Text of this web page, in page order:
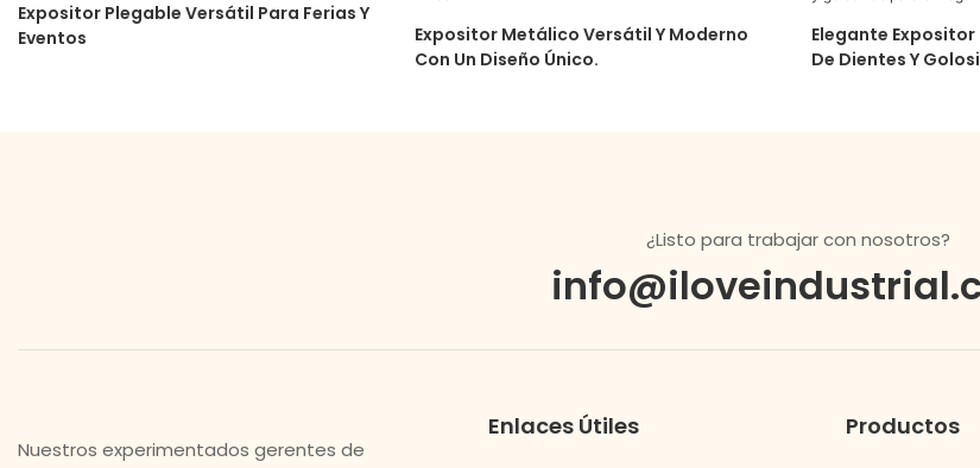
Expositor Plegable Versátil Para Ferias Y
Eventos
Expositor Metálico Versátil Y Moderno
Con Un Diseño Único.
Elegante
De Dientes Y
¿Listo para trabajar con nosotros?
Nuestros experimentados gerentes de
Enlaces Útiles Productos